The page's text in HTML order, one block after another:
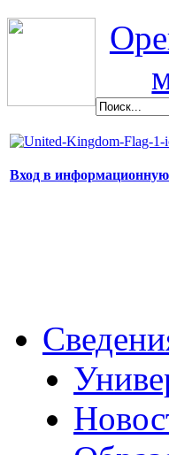
Вход в информационную